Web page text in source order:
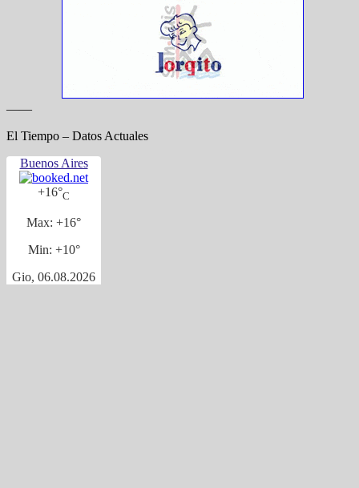
——
El Tiempo – Datos Actuales
Buenos Aires
+16°C
Max: +16°
Min: +10°
Gio, 06.08.2026